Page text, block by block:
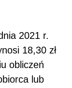
2021 r.
18,30 zł
obliczeń
lub